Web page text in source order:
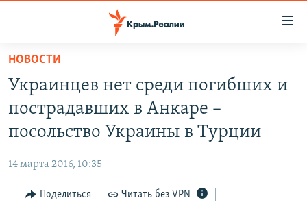
Вернуться
основному
содержанию
Вернутся
главной
навигации
Вернутся
СПЕЦПРОЕКТЫ
11 ЛЕТ ОККУПАЦИИ КРЫМА. 11 ИСТОРИЙ СОПРОТИВЛЕНИЯ
ЕЩЕ
ИНТЕРАКТИВ
РАДІО СВОБОДА
НОВОСТИ
Украинцев нет среди погибших и
пострадавших в Анкаре –
посольство Украины в Турции
14 марта 2016, 10:35
Поделиться Читать без VPN